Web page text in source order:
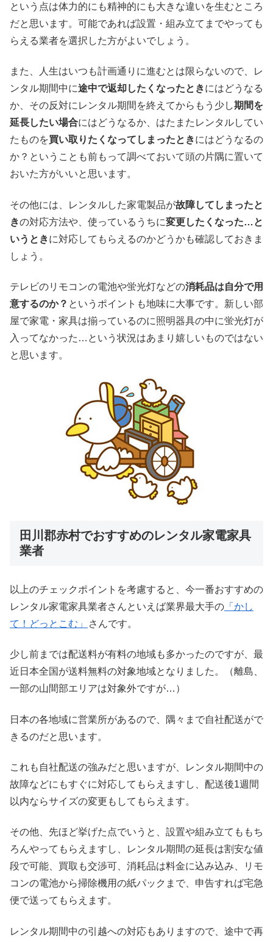
という点は体力的にも精神的にも大きな違いを生むところ
だと思います。可能であれば設置・組み立てまでやっても
らえる業者を選択した方がよいでしょう。
また、人生はいつも計画通りに進むとは限らないので、レ
ンタル期間中に途中で返却したくなったときにはどうなる
か、その反対にレンタル期間を終えてからもう少し期間を
延長したい場合にはどうなるか、はたまたレンタルしてい
たものを買い取りたくなってしまったときにはどうなるの
か？ということも前もって調べておいて頭の片隅に置いて
おいた方がいいと思います。
その他には、レンタルした家電製品が故障してしまったと
きの対応方法や、使っているうちに変更したくなった…と
いうときに対応してもらえるのかどうかも確認しておきま
しょう。
テレビのリモコンの電池や蛍光灯などの消耗品は自分で用
意するのか？ というポイントも地味に大事です。新しい部
屋で家電・家具は揃っているのに照明器具の中に蛍光灯が
入ってなかった…という状況はあまり嬉しいものではない
と思います。
田川郡赤村でおすすめのレンタル家電家具
業者
以上のチェックポイントを考慮すると、今一番おすすめの
レンタル家電家具業者さんといえば業界最大手の 「かし
て！どっとこむ」
さんです。
少し前までは配送料が有料の地域も多かったのですが、最
近日本全国が送料無料の対象地域となりました。（離島、
一部の山間部エリアは対象外ですが…）
日本の各地域に営業所があるので、隅々まで自社配送がで
きるのだと思います。
これも自社配送の強みだと思いますが、レンタル期間中の
故障などにもすぐに対応してもらえますし、配送後1週間
以内ならサイズの変更もしてもらえます。
その他、先ほど挙げた点でいうと、設置や組み立てももち
ろんやってもらえますし、レンタル期間の延長は割安な値
段で可能、買取も交渉可、消耗品は料金に込み込み、リモ
コンの電池から掃除機用の紙パックまで、申告すれば宅急
便で送ってもらえます。
レンタル期間中の引越への対応もありますので、途中で再